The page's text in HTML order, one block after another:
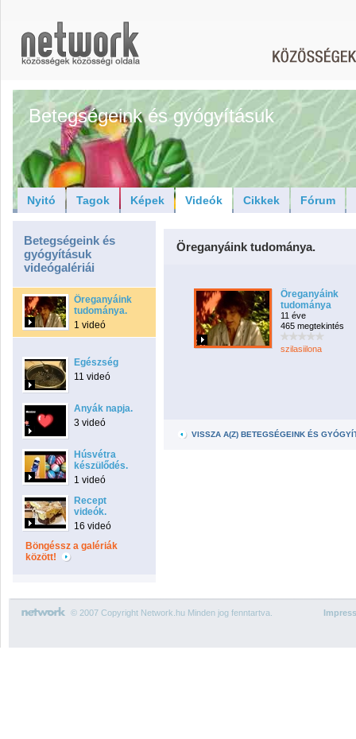
Betegségeink és gyógyításuk
Nyitó Tagok Képek Videók Cikkek Fórum
Betegségeink és
gyógyításuk
videógalériái
Öreganyáink
tudománya.
1 videó
Egészség
11 videó
Anyák napja.
3 videó
Húsvétra
készülődés.
1 videó
Recept
videók.
16 videó
Böngéssz a galériák
között!
Öreganyáink tudománya.
Öreganyáink
tudománya
11 éve
465 megtekintés
szilasiilona
VISSZA A(Z) BETEGSÉGEINK ÉS
© 2007 Copyright Network.hu Minden jog fenntartva.